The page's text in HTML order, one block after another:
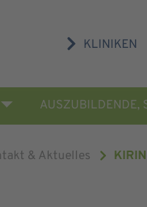
KLINIKEN
AUSZUBILDENDE,
& Aktuelles